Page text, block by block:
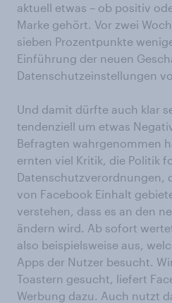
aktuell etwas – ob positiv
Marke gehört. Vor zwei
sieben Prozentpunkte
Einführung der neuen
Datenschutzeinstellungen
Und damit dürfte auch klar
tendenziell um etwas
Befragten wahrgenommen
ernten viel Kritik, die Politik
Datenschutzverordnungen,
von Facebook Einhalt
verstehen, dass es an den
ändern wird. Ab sofort
also beispielsweise aus,
Apps der Nutzer besucht.
Toastern gesucht, liefert
Werbung dazu. Auch nutzt